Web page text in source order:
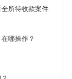
所待收款案件
哪操作？